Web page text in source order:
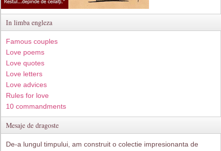
In limba engleza
Famous couples
Love poems
Love quotes
Love letters
Love advices
Rules for love
10 commandments
Mesaje de dragoste
De-a lungul timpului, am construit o colectie impresionanta de